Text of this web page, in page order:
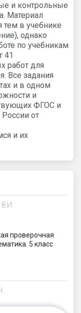
и контрольные
Материал
тем в учебнике
однако
по учебникам
41
работ для
Все задания
и в одном
и
ФГОС и
от
и их
проверочная
5 класс